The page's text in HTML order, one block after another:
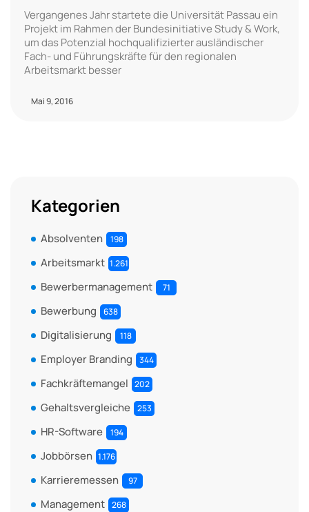
Vergangenes Jahr startete die Universität Passau ein
Projekt im Rahmen der Bundesinitiative Study & Work,
um das Potenzial hochqualifizierter ausländischer
Fach- und Führungskräfte für den regionalen
Arbeitsmarkt besser
Mai 9, 2016
Kategorien
Absolventen 198
Arbeitsmarkt 1.261
Bewerbermanagement 71
Bewerbung 638
Digitalisierung 118
Employer Branding 344
Fachkräftemangel 202
Gehaltsvergleiche 253
HR-Software 194
Jobbörsen 1.176
Karrieremessen 97
Management 268